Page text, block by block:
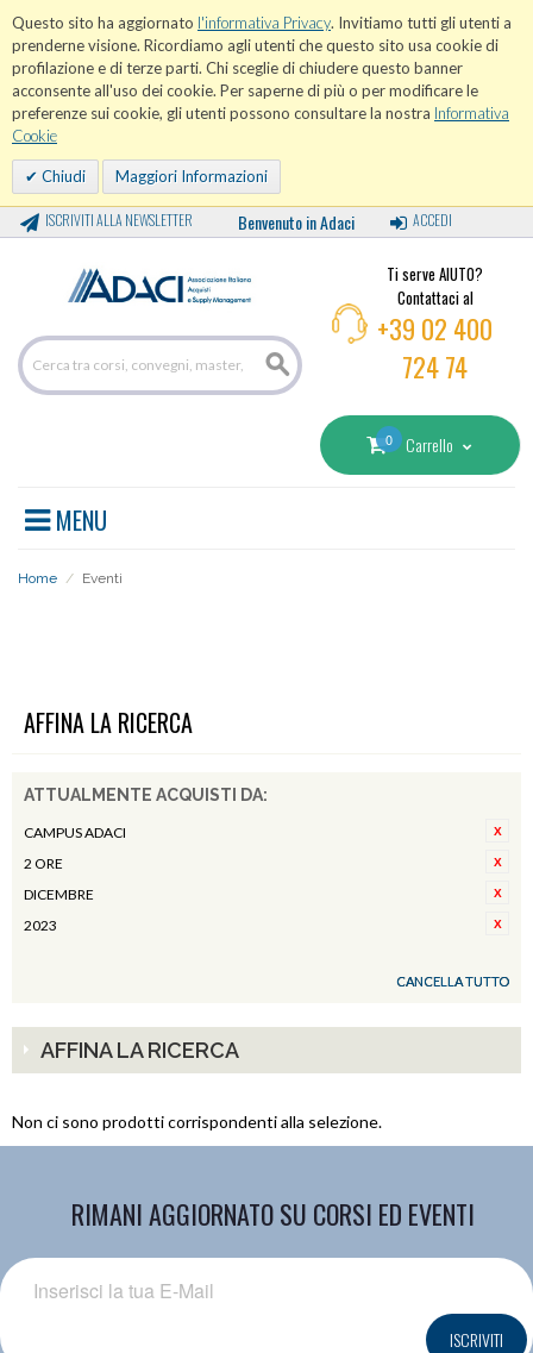
Questo sito ha aggiornato l'informativa Privacy. Invitiamo tutti gli utenti a
prenderne visione. Ricordiamo agli utenti che questo sito usa cookie di
profilazione e di terze parti. Chi sceglie di chiudere questo banner
acconsente all'uso dei cookie. Per saperne di più o per modificare le
preferenze sui cookie, gli utenti possono consultare la nostra Informativa
Cookie
Chiudi Maggiori Informazioni
ISCRIVITI ALLA NEWSLETTER Benvenuto in Adaci ACCEDI
Ti serve AIUTO?
Contattaci al
+39 02 400
724 74
0 Carrello
MENU
Home / Eventi
AFFINA LA RICERCA
ATTUALMENTE ACQUISTI DA:
CAMPUS ADACI
2 ORE
DICEMBRE
2023
CANCELLA TUTTO
AFFINA LA RICERCA
Non ci sono prodotti corrispondenti alla selezione.
RIMANI AGGIORNATO SU CORSI ED EVENTI
ISCRIVITI